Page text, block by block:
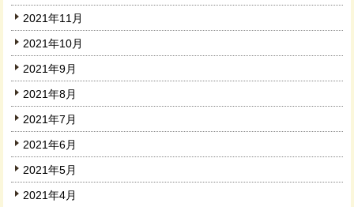
2021年11月
2021年10月
2021年9月
2021年8月
2021年7月
2021年6月
2021年5月
2021年4月